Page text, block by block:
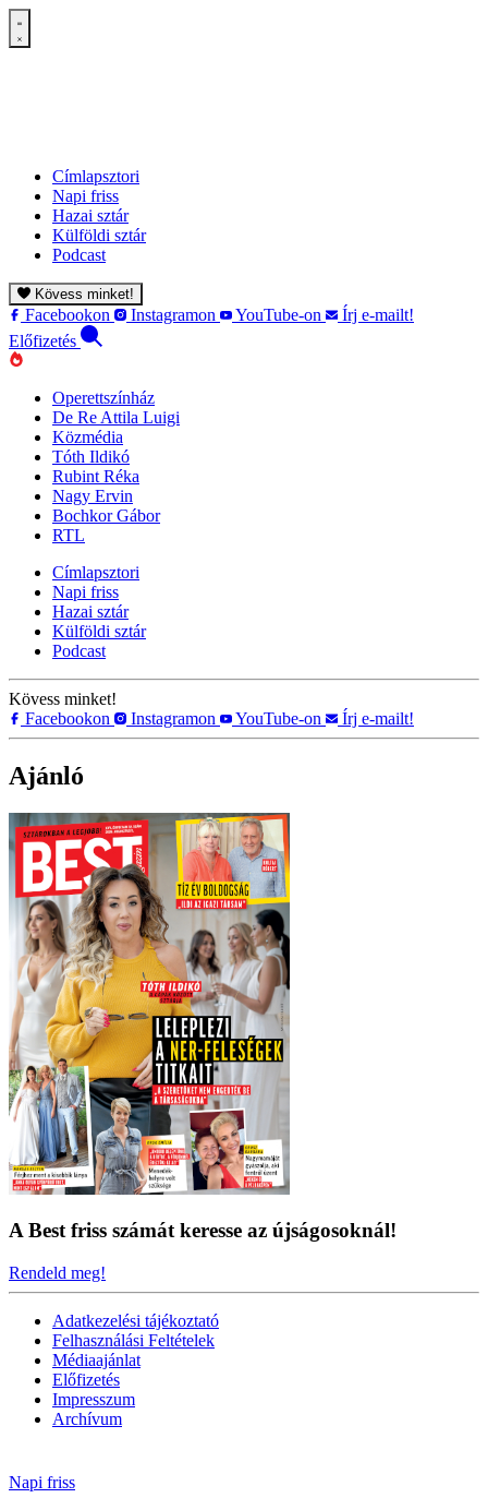
Címlapsztori
Napi friss
Hazai sztár
Külföldi sztár
Podcast
Kövess minket!
Facebookon Instagramon YouTube-on
Írj e-mailt!
Előfizetés
Operettszínház
De Re Attila Luigi
Közmédia
Tóth Ildikó
Rubint Réka
Nagy Ervin
Bochkor Gábor
RTL
Címlapsztori
Napi friss
Hazai sztár
Külföldi sztár
Podcast
Kövess minket!
Facebookon
Instagramon YouTube-on Írj e-mailt!
Ajánló
A Best friss számát keresse az újságosoknál!
Rendeld meg!
Adatkezelési tájékoztató
Felhasználási Feltételek
Médiaajánlat
Előfizetés
Impresszum
Archívum
Napi friss